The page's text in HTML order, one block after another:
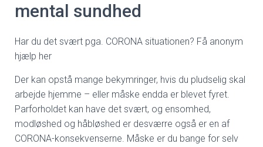
mental sundhed
Har du det svært pga. CORONA situationen? Få anonym
hjælp her
Der kan opstå mange bekymringer, hvis du pludselig skal
arbejde hjemme – eller måske endda er blevet fyret.
Parforholdet kan have det svært, og ensomhed,
modløshed og håbløshed er desværre også er en af
CORONA-konsekvenserne. Måske er du bange for selv